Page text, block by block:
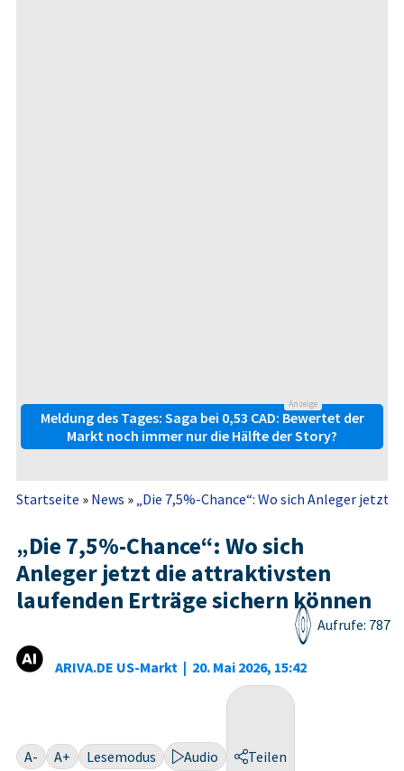
Anzeige
Meldung des Tages: Saga bei 0,53 CAD: Bewertet der
Markt noch immer nur die Hälfte der Story?
Startseite » News » „Die 7,5%-Chance“: Wo sich Anleger jetzt
„Die 7,5%-Chance“: Wo sich
Anleger jetzt die attraktivsten
laufenden Erträge sichern können
ARIVA.DE US-Markt | 20. Mai 2026, 15:42
Aufrufe: 787
A- A+ Lesemodus Audio Teilen